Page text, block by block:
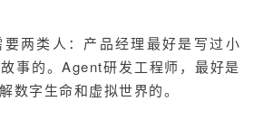
两类人：产品经理最好是写过小
事的。Agent研发工程师，最好是
数字生命和虚拟世界的。